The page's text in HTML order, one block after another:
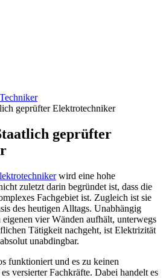
geprüfter Elektrotechniker
geprüfter
wird eine hohe
zuletzt darin begründet ist, dass die
Fachgebiet ist. Zugleich ist sie
des heutigen Alltags. Unabhängig
vier Wänden aufhält, unterwegs
Tätigkeit nachgeht, ist Elektrizität
unabdingbar.
funktioniert und es zu keinen
versierter Fachkräfte. Dabei handelt es